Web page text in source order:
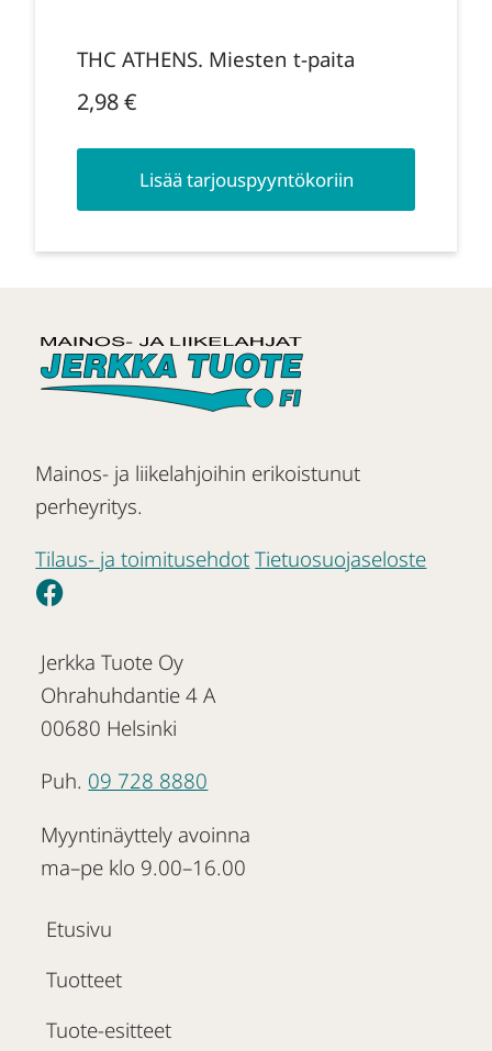
THC ATHENS. Miesten t-paita
2,98€
Lisää tarjouspyyntökoriin
Mainos- ja liikelahjoihin erikoistunut
perheyritys.
Tilaus- ja toimitusehdot Tietuosuojaseloste
Jerkka Tuote Oy
Ohrahuhdantie 4 A
00680 Helsinki
Puh. 09 728 8880
Myyntinäyttely avoinna
ma–pe klo 9.00–16.00
Etusivu
Tuotteet
Tuote-esitteet